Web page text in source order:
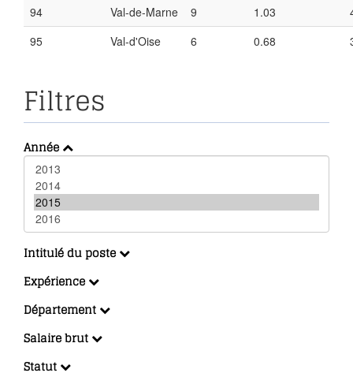
94 Val-de-Marne 9 1.03
95
Val-d'Oise 6 0.68
Filtres
Année
Intitulé du poste
Expérience
Département
Salaire brut
Statut